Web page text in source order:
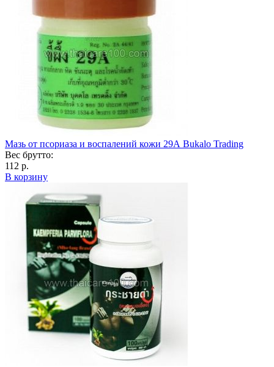
Мазь от псориаза и воспалений кожи 29А Bukalo Trading
Вес брутто:
112 р.
В корзину